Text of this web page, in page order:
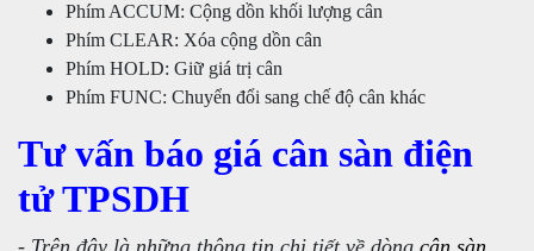
Phím ACCUM: Cộng dồn khối lượng cân
Phím CLEAR: Xóa cộng dồn cân
Phím HOLD: Giữ giá trị cân
Phím FUNC: Chuyển đổi sang chế độ cân khác
Tư vấn báo giá cân sàn điện
tử TPSDH